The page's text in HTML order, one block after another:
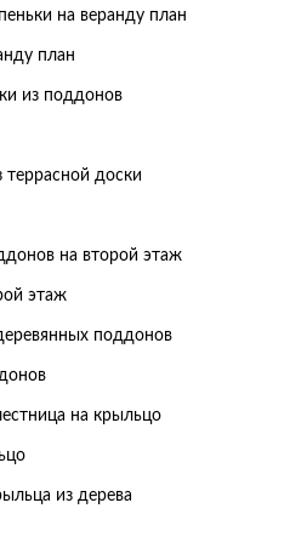
план
этаж